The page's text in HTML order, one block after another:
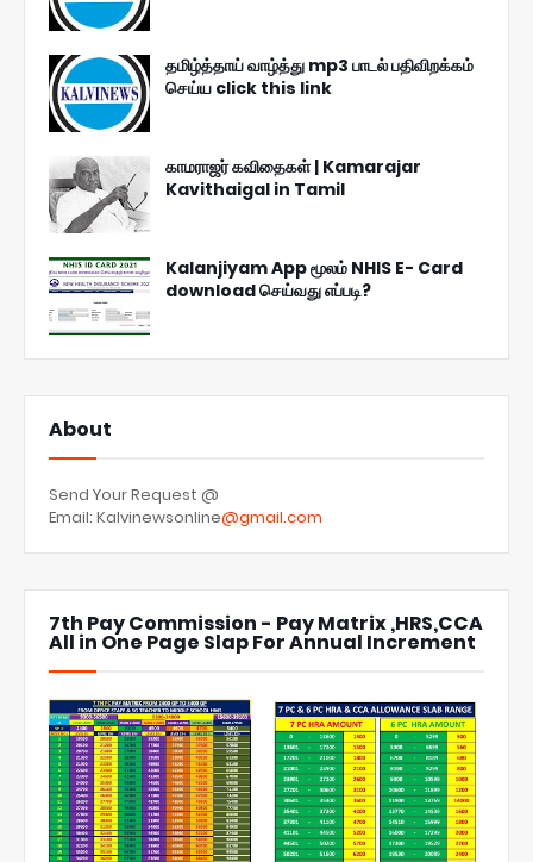
தமிழ்த்தாய் வாழ்த்து mp3 பாடல் பதிவிறக்கம்
செய்ய click this link
காமராஜர் கவிதைகள் | Kamarajar
Kavithaigal in Tamil
Kalanjiyam App மூலம் NHIS E- Card
download செய்வது எப்படி?
About
Send Your Request @
Email: Kalvinewsonline@gmail.com
7th Pay Commission - Pay Matrix ,HRS,CCA
All in One Page Slap For Annual Increment